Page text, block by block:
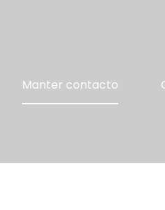
Manter contacto